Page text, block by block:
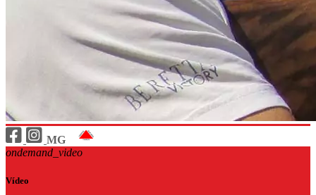
MG
ondemand_video
Vídeo